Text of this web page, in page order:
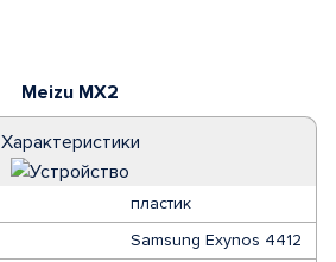
Meizu MX2
Характеристики
пластик
Samsung Exynos 4412